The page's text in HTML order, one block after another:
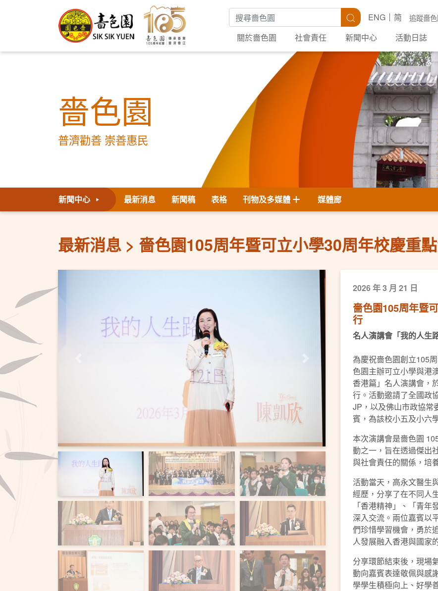
搜尋關鍵字 搜尋 追蹤嗇
ENG
简
關於嗇色園
社會責任 新聞中心 活動日誌
嗇色園
普濟勸善 崇善惠民
新聞中心 最新消息 新聞稿 表格 刊物及多媒體 媒體廊
最新消息 嗇色園105周年暨可立小學30周年校慶重
下一頁
2026 年 3 月 21 日
嗇色園105周年暨
行
名人演講會「我的人生
為慶祝嗇色園創立105
色園主辦可立小學與港
香港篇」名人演講會，
行。活動邀請了全國政
JP，以及佛山市政協常
賓，為該校小五及小六
本次演講會是嗇色園
動之一，旨在透過傑出
與社會責任的關係，培
活動當天，高永文醫生
經歷，分享了在不同人
「香港精神」、「青
深入交流。兩位嘉賓以
們珍惜學習機會，勇於
人發展融入香港與國家
分享環節結束後，現場
動向嘉賓表達敬佩與感
學學生積極向上、好學